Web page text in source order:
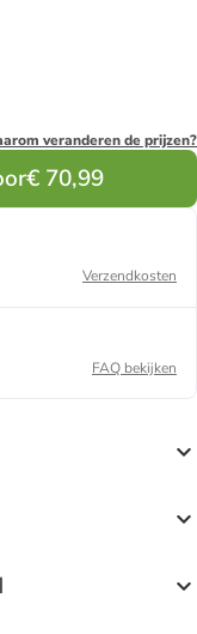
veranderen de prijzen?
€ 70,99
Verzendkosten
FAQ bekijken